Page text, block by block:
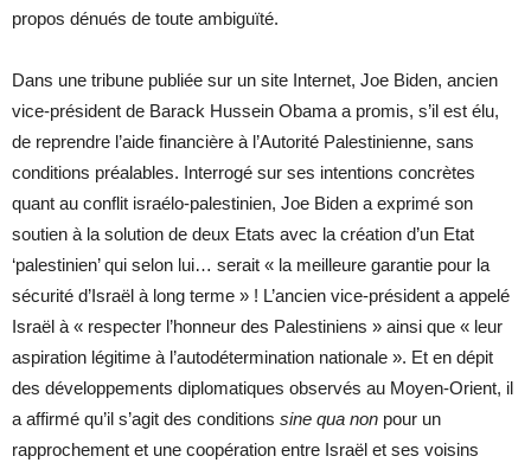
propos dénués de toute ambiguïté.
Dans une tribune publiée sur un site Internet, Joe Biden, ancien
vice-président de Barack Hussein Obama a promis, s’il est élu,
de reprendre l’aide financière à l’Autorité Palestinienne, sans
conditions préalables. Interrogé sur ses intentions concrètes
quant au conflit israélo-palestinien, Joe Biden a exprimé son
soutien à la solution de deux Etats avec la création d’un Etat
‘palestinien’ qui selon lui… serait « la meilleure garantie pour la
sécurité d’Israël à long terme » ! L’ancien vice-président a appelé
Israël à « respecter l’honneur des Palestiniens » ainsi que « leur
aspiration légitime à l’autodétermination nationale ». Et en dépit
des développements diplomatiques observés au Moyen-Orient, il
a affirmé qu’il s’agit des conditions sine qua non pour un
rapprochement et une coopération entre Israël et ses voisins